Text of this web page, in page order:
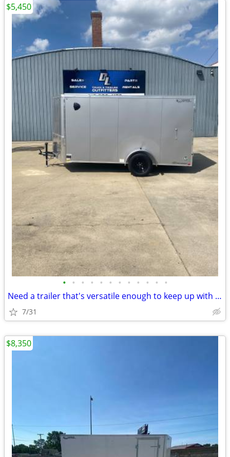
• • • • • • • • • • • •
Need a trailer that's versatile enough to keep up with your busy life?
7/31
$5,450
$8,350